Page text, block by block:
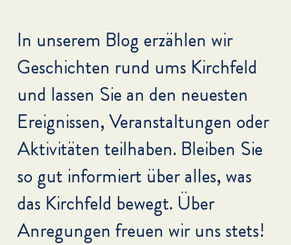
In unserem Blog erzählen wir
Geschichten rund ums Kirchfeld
und lassen Sie an den neuesten
Ereignissen, Veranstaltungen oder
Aktivitäten teilhaben. Bleiben Sie
so gut informiert über alles, was
das Kirchfeld bewegt. Über
Anregungen freuen wir uns stets!